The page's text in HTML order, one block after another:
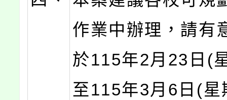
作業中辦理，請有
於115年2月23日(
至115年3月6日(星